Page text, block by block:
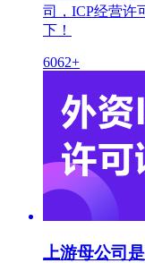
司，ICP经营许
下！
6062+
上游母公司